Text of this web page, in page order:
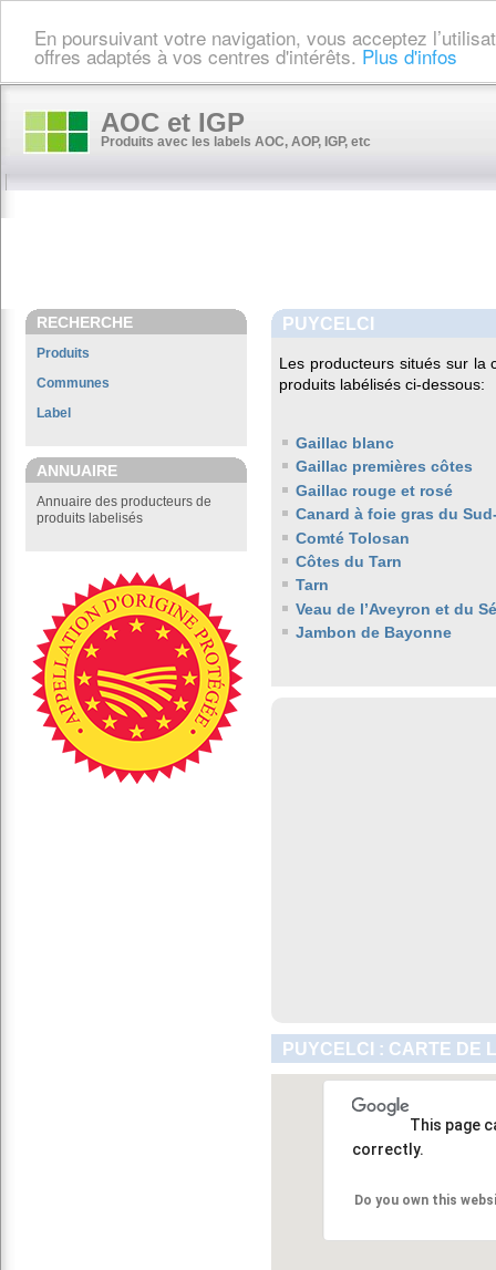
En poursuivant votre navigation, vous acceptez
offres adaptés à vos centres d'intérêts. Plus d'infos
AOC et IGP
Produits avec les labels AOC, AOP, IGP, etc
RECHERCHE
Produits
Communes
Label
ANNUAIRE
Annuaire des producteurs de
produits labelisés
PUYCELCI
Les producteurs situés sur la
produits labélisés ci-dessous:
Gaillac blanc
Gaillac premières côtes
Gaillac rouge et rosé
Canard à foie gras du
Comté Tolosan
Côtes du Tarn
Tarn
Veau de l’Aveyron et du
Jambon de Bayonne
PUYCELCI : CARTE DE
This page
correctly.
Do you own this